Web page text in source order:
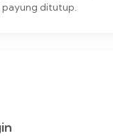
ditutup.